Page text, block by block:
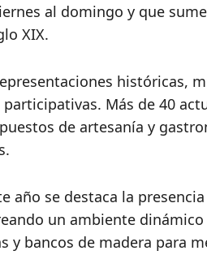
al domingo y que
XIX.
históricas,
Más de 40
de artesanía y
año se destaca la
un ambiente
y bancos de madera para